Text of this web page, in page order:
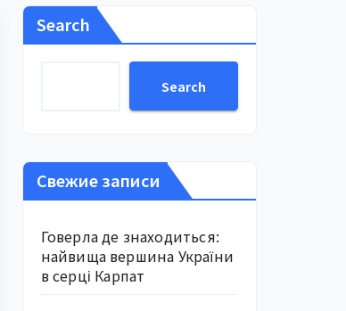
Search
Search
Свежие записи
Говерла де знаходиться:
найвища вершина України
в серці Карпат